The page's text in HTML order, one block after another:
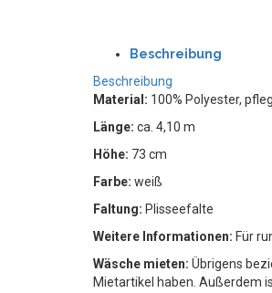
Beschreibung
Beschreibung
Material: 100% Polyester,
Länge: ca. 4,10 m
Höhe: 73 cm
Farbe: weiß
Faltung: Plisseefalte
Weitere Informationen: Für
Wäsche mieten: Übrigens
Mietartikel haben. Außerdem